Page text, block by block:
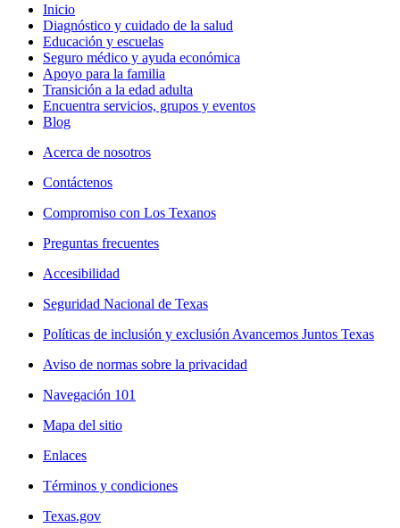
Inicio
Diagnóstico y cuidado de la salud
Educación y escuelas
Seguro médico y ayuda económica
Apoyo para la familia
Transición a la edad adulta
Encuentra servicios, grupos y eventos
Blog
Acerca de nosotros
Contáctenos
Compromiso con Los Texanos
Preguntas frecuentes
Accesibilidad
Seguridad Nacional de Texas
Políticas de inclusión y exclusión Avancemos Juntos Texas
Aviso de normas sobre la privacidad
Navegación 101
Mapa del sitio
Enlaces
Términos y condiciones
Texas.gov